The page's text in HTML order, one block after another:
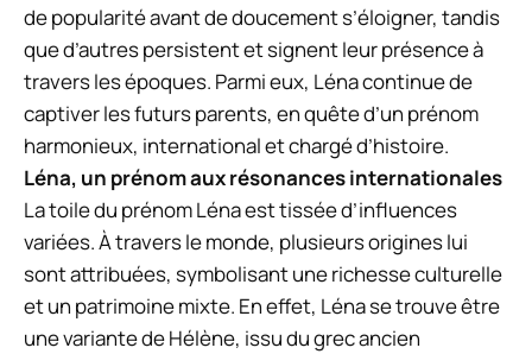
de popularité avant de doucement s’éloigner, tandis
que d’autres persistent et signent leur présence à
travers les époques. Parmi eux, Léna continue de
captiver les futurs parents, en quête d’un prénom
harmonieux, international et chargé d’histoire.
Léna, un prénom aux résonances internationales
La toile du prénom Léna est tissée d’influences
variées. À travers le monde, plusieurs origines lui
sont attribuées, symbolisant une richesse culturelle
et un patrimoine mixte. En effet, Léna se trouve être
une variante de Hélène, issu du grec ancien